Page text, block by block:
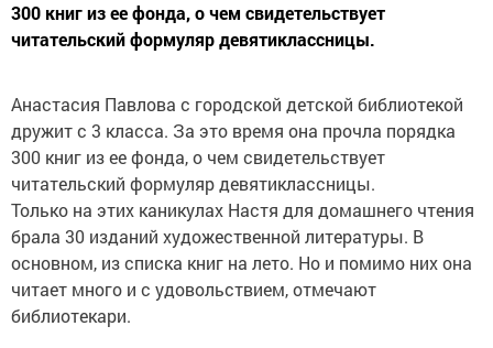
300 книг из ее фонда, о чем свидетельствует
читательский формуляр девятиклассницы.
Анастасия Павлова с городской детской библиотекой
дружит с 3 класса. За это время она прочла порядка
300 книг из ее фонда, о чем свидетельствует
читательский формуляр девятиклассницы.
Только на этих каникулах Настя для домашнего чтения
брала 30 изданий художественной литературы. В
основном, из списка книг на лето. Но и помимо них она
читает много и с удовольствием, отмечают
библиотекари.